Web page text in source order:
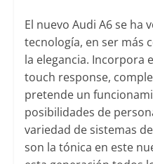
El nuevo Audi A6 se ha
tecnología, en ser más
la elegancia. Incorpora
touch response,
pretende un
posibilidades de
variedad de sistemas
son la tónica en este